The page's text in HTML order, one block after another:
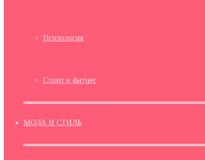
Психология
Спорт и фитнес
МОДА И СТИЛЬ